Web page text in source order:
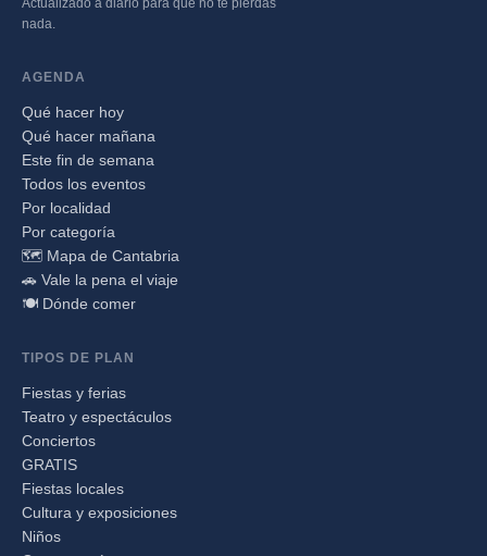
Actualizado a diario para que no te pierdas
nada.
AGENDA
Qué hacer hoy
Qué hacer mañana
Este fin de semana
Todos los eventos
Por localidad
Por categoría
🗺️ Mapa de Cantabria
🚗 Vale la pena el viaje
🍽️ Dónde comer
TIPOS DE PLAN
Fiestas y ferias
Teatro y espectáculos
Conciertos
GRATIS
Fiestas locales
Cultura y exposiciones
Niños